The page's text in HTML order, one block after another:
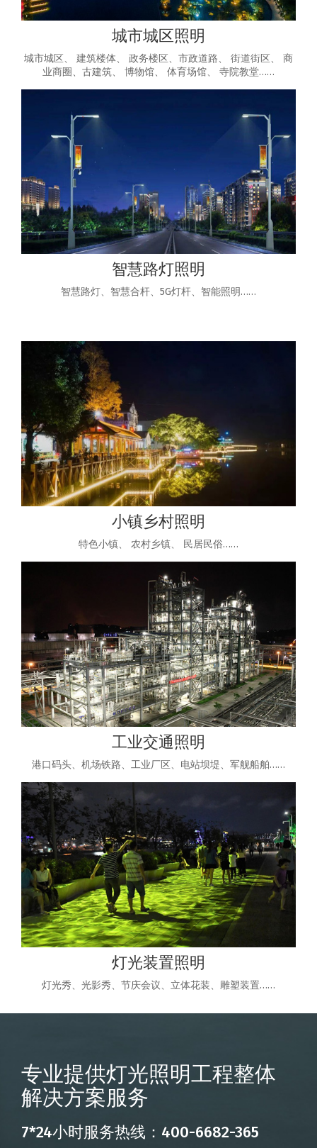
城市城区照明
城市城区、 建筑楼体、 政务楼区、市政道路、 街道街区、 商
业商圈、古建筑、 博物馆、 体育场馆、 寺院教堂……
智慧路灯照明
智慧路灯、智慧合杆、5G灯杆、智能照明……
小镇乡村照明
特色小镇、 农村乡镇、 民居民俗……
工业交通照明
港口码头、机场铁路、工业厂区、电站坝堤、军舰船舶……
灯光装置照明
灯光秀、光影秀、节庆会议、立体花装、雕塑装置……
专业提供灯光照明工程整体
解决方案服务
7*24小时服务热线：400-6682-365